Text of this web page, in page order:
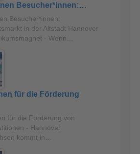
Besucher*innen:…
Besucher*innen:
in der Altstadt Hannover
- Wenn…
für die Förderung
für die Förderung von
- Hannover.
kommt in…